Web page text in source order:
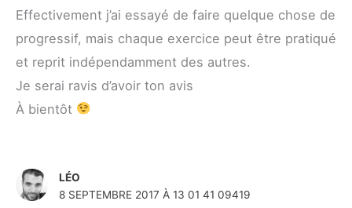
Effectivement j’ai essayé de faire quelque chose de
progressif, mais chaque exercice peut être pratiqué
et reprit indépendamment des autres.
Je serai ravis d’avoir ton avis
À bientôt
LÉO
8 SEPTEMBRE 2017 À 13 01 41 09419